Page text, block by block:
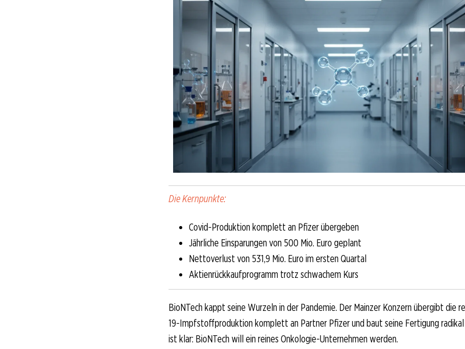
Die Kernpunkte:
Covid-Produktion komplett an Pfizer übergeben
Jährliche Einsparungen von 500 Mio. Euro geplant
Nettoverlust von 531,9 Mio. Euro im ersten Quartal
Aktienrückkaufprogramm trotz schwachem Kurs
BioNTech kappt seine Wurzeln in der Pandemie. Der Mainzer Konzern übergibt die
19-Impfstoffproduktion komplett an Partner Pfizer und baut seine Fertigung radikal
ist klar: BioNTech will ein reines Onkologie-Unternehmen werden.